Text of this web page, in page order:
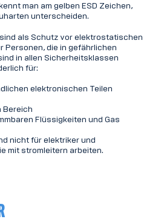
man am gelben ESD Zeichen,
unterscheiden.
als Schutz vor elektrostatischen
Personen, die in gefährlichen
in allen Sicherheitsklassen
für:
elektronischen Teilen
Bereich
Flüssigkeiten und Gas
nicht für elektriker und
mit stromleitern arbeiten.